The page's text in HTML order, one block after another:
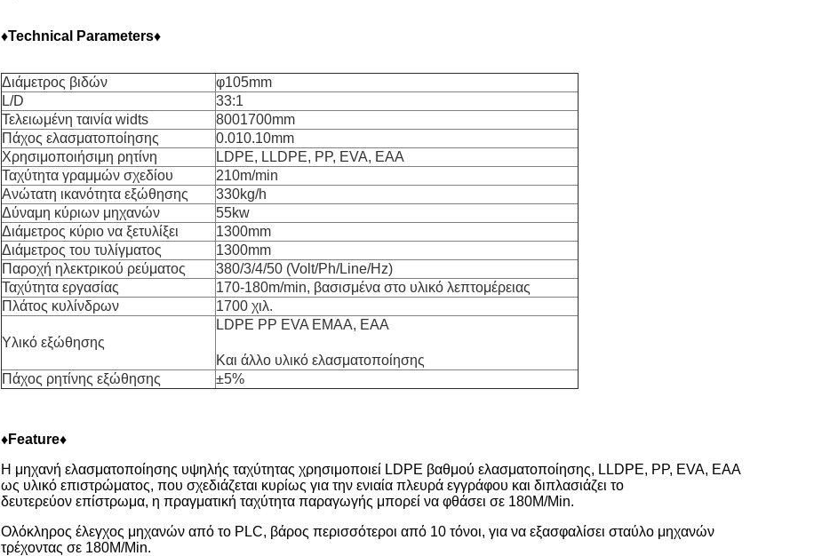
♦Technical Parameters♦
Διάμετρος βιδών
φ105mm
L/D
33:1
Τελειωμένη ταινία widts
8001700mm
Πάχος ελασματοποίησης
0.010.10mm
Χρησιμοποιήσιμη ρητίνη
LDPE, LLDPE, PP, EVA, EAA
Ταχύτητα γραμμών σχεδίου
210m/min
Ανώτατη ικανότητα εξώθησης
330kg/h
Δύναμη κύριων μηχανών
55kw
Διάμετρος κύριο να ξετυλίξει
1300mm
Διάμετρος του τυλίγματος
1300mm
Παροχή ηλεκτρικού ρεύματος
380/3/4/50 (Volt/Ph/Line/Hz)
Ταχύτητα εργασίας
170-180m/min, βασισμένα στο υλικό λεπτομέρειας
Πλάτος κυλίνδρων
1700 χιλ.
Υλικό εξώθησης
LDPE PP EVA EMAA, EAA
Και άλλο υλικό ελασματοποίησης
Πάχος ρητίνης εξώθησης
±5%
♦Feature♦
Η μηχανή ελασματοποίησης υψηλής ταχύτητας χρησιμοποιεί LDPE βαθμού ελασματοποίησης, LLDPE, PP, EVA, EAA
ως υλικό επιστρώματος, που σχεδιάζεται κυρίως για την ενιαία πλευρά εγγράφου και διπλασιάζει το
δευτερεύον επίστρωμα, η πραγματική ταχύτητα παραγωγής μπορεί να φθάσει σε 180M/Min.
Ολόκληρος έλεγχος μηχανών από το PLC, βάρος περισσότεροι από 10 τόνοι, για να εξασφαλίσει σταύλο μηχανών
τρέχοντας σε 180M/Min.